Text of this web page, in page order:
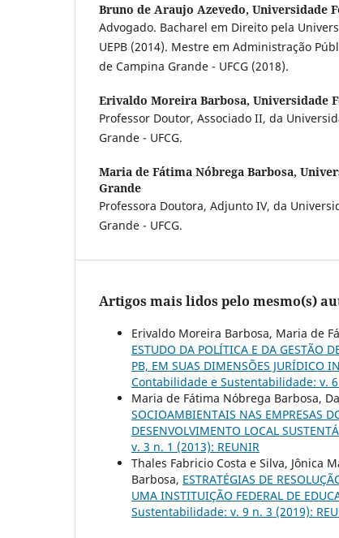
Bruno de Araujo Azevedo, Universidade
Advogado. Bacharel em Direito pela
UEPB (2014). Mestre em Administração
de Campina Grande - UFCG (2018).
Erivaldo Moreira Barbosa, Universidade
Professor Doutor, Associado II, da
Grande - UFCG.
Maria de Fátima Nóbrega Barbosa,
Grande
Professora Doutora, Adjunto IV, da
Grande - UFCG.
Artigos mais lidos pelo mesmo(s)
Erivaldo Moreira Barbosa, Maria de
ESTUDO DA POLÍTICA E DA GESTÃO
PB, EM SUAS DIMENSÕES JURÍDICO
Contabilidade e Sustentabilidade: v. 6
Maria de Fátima Nóbrega Barbosa,
SOCIOAMBIENTAIS NAS EMPRESAS
DESENVOLVIMENTO LOCAL
v. 3 n. 1 (2013): REUNIR
Thales Fabricio Costa e Silva, Jônica
Barbosa, ESTRATÉGIAS DE
UMA INSTITUIÇÃO FEDERAL DE
Sustentabilidade: v. 9 n. 3 (2019):